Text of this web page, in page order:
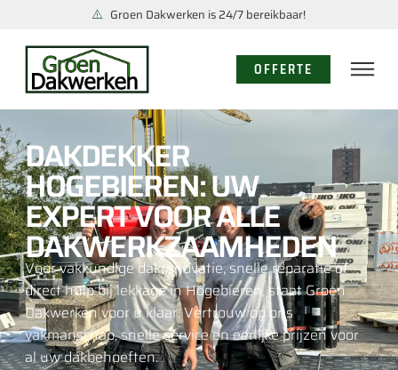
Groen Dakwerken is 24/7 bereikbaar!
OFFERTE
DAKDEKKER
HOGEBIEREN: UW
EXPERT VOOR ALLE
DAKWERKZAAMHEDEN
Voor vakkundige dakrenovatie, snelle reparatie of
direct hulp bij lekkage in Hogebieren, staat Groen
Dakwerken voor u klaar. Vertrouw op ons
vakmanschap, snelle service en eerlijke prijzen voor
al uw dakbehoeften.